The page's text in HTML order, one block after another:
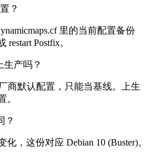
？
里的当前配置备份
Postfix。
生产吗？
商默认配置，只能当基线。上生
。
？
，这份对应 Debian 10 (Buster)。